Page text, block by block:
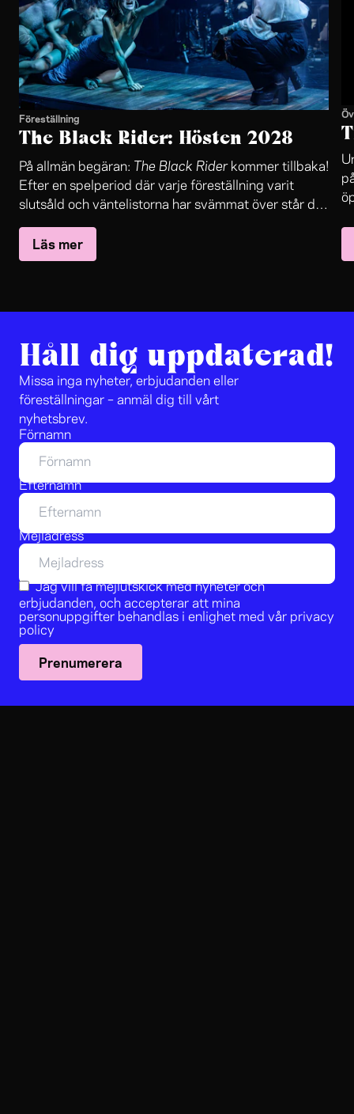
Föreställning
The Black Rider: Hösten 2028
På allmän begäran: The Black Riderkommer tillbaka!
Efter en spelperiod där varje föreställning varit
slutsåld och väntelistorna har svämmat över står det
nu klart:The Black Rider
stora scen.
Läs mer
Håll dig uppdaterad!
Missa inga nyheter, erbjudanden eller
föreställningar – anmäl dig till vårt
nyhetsbrev.
Förnamn
Efternamn
Mejladress
Jag vill få mejlutskick med nyheter och
erbjudanden, och accepterar att mina
personuppgifter behandlas i enlighet med vår privacy
policy
Prenumerera